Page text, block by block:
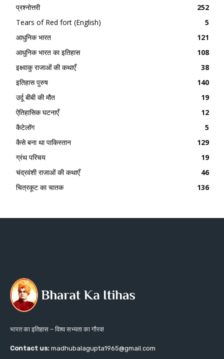
प्रश्नोत्तरी
252
Tears of Red fort (English)
5
आधुनिक भारत
121
आधुनिक भारत का इतिहास
108
इक्ष्वाकु राजाओं की कथाएँ
38
इतिहास पुरुष
140
उर्दू बीबी की मौत
19
ऐतिहासिक घटनाएँ
12
कैटेलॉग
5
कैसे बना था पाकिस्तान
129
ग्रंथ परिचय
19
चंद्रवंशी राजाओं की कथाएँ
46
चित्रकूट का चातक
136
भारत का इतिहास – विश्व सभ्यता का गौरव!
Contact us: madhubalagupta1965@gmail.com